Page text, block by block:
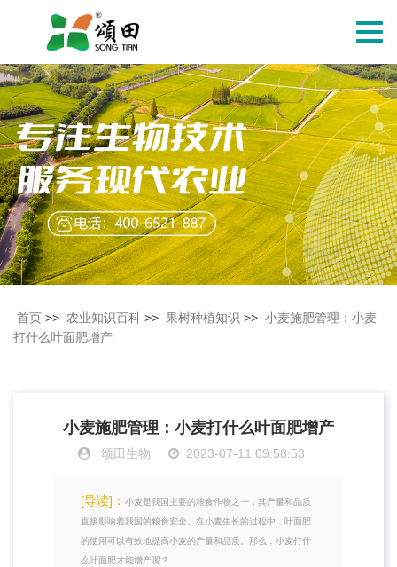
切
导
航
首页 >> 农业知识百科 >> 果树种植知识 >> 小麦施肥管理：小麦
打什么叶面肥增产
小麦施肥管理：小麦打什么叶面肥增产
颂田生物 2023-07-11 09:58:53
[导读]： 小麦是我国主要的粮食作物之一，其产量和品质
直接影响着我国的粮食安全。在小麦生长的过程中，叶面肥
的使用可以有效地提高小麦的产量和品质。那么，小麦打什
么叶面肥才能增产呢？